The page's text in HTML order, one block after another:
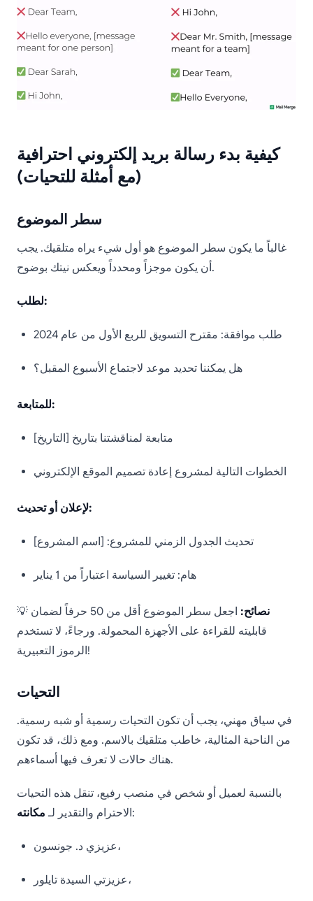
كيفية بدء رسالة بريد إلكتروني احترافية
(مع أمثلة للتحيات)
سطر الموضوع
غالباً ما يكون سطر الموضوع هو أول شيء يراه متلقيك. يجب
أن يكون موجزاً ومحدداً ويعكس نيتك بوضوح.
لطلب:
طلب موافقة: مقترح التسويق للربع الأول من عام 2024
هل يمكننا تحديد موعد لاجتماع الأسبوع المقبل؟
للمتابعة:
متابعة لمناقشتنا بتاريخ [التاريخ]
الخطوات التالية لمشروع إعادة تصميم الموقع الإلكتروني
لإعلان أو تحديث:
تحديث الجدول الزمني للمشروع: [اسم المشروع]
هام: تغيير السياسة اعتباراً من 1 يناير
💡 نصائح:
اجعل سطر الموضوع أقل من 50 حرفاً لضمان
قابليته للقراءة على الأجهزة المحمولة. ورجاءً، لا تستخدم
الرموز التعبيرية!
التحيات
في سياق مهني، يجب أن تكون التحيات رسمية أو شبه رسمية.
من الناحية المثالية، خاطب متلقيك بالاسم. ومع ذلك، قد تكون
هناك حالات لا تعرف فيها أسماءهم.
بالنسبة لعميل أو شخص في منصب رفيع، تنقل هذه التحيات
الاحترام والتقدير لـ مكانته :
عزيزي د. جونسون،
عزيزتي السيدة تايلور،